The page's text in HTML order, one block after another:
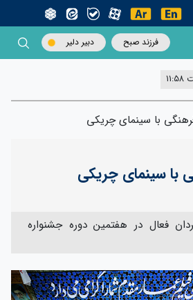
فرزند صبح دبیر دلیر
با سینمای چریکی
با سینمای چریکی
فعال در هفتمین دوره جشنواره